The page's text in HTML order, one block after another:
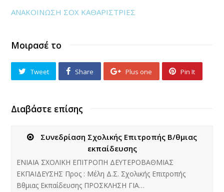
ΑΝΑΚΟΙΝΩΣΗ ΣΟΧ ΚΑΘΑΡΙΣΤΡΙΕΣ
Μοιρασέ το
Tweet Share Plus one Pin It
Διαβάστε επίσης
Συνεδρίαση Σχολικής Επιτροπής Β/θμιας
εκπαίδευσης
ΕΝΙΑΙΑ ΣΧΟΛΙΚΗ ΕΠΙΤΡΟΠΗ ΔΕΥΤΕΡΟΒΑΘΜΙΑΣ
ΕΚΠΑΙΔΕΥΣΗΣ Προς : Μέλη Δ.Σ. Σχολικής Επιτροπής
Βθμιας Εκπαίδευσης ΠΡΟΣΚΛΗΣΗ ΓΙΑ…